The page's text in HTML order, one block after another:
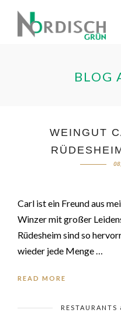
BLOG
WEINGUT
Carl ist ein Freund aus
Winzer mit großer
Rüdesheim sind so
wieder jede Menge …
READ MORE
RESTAURANTS